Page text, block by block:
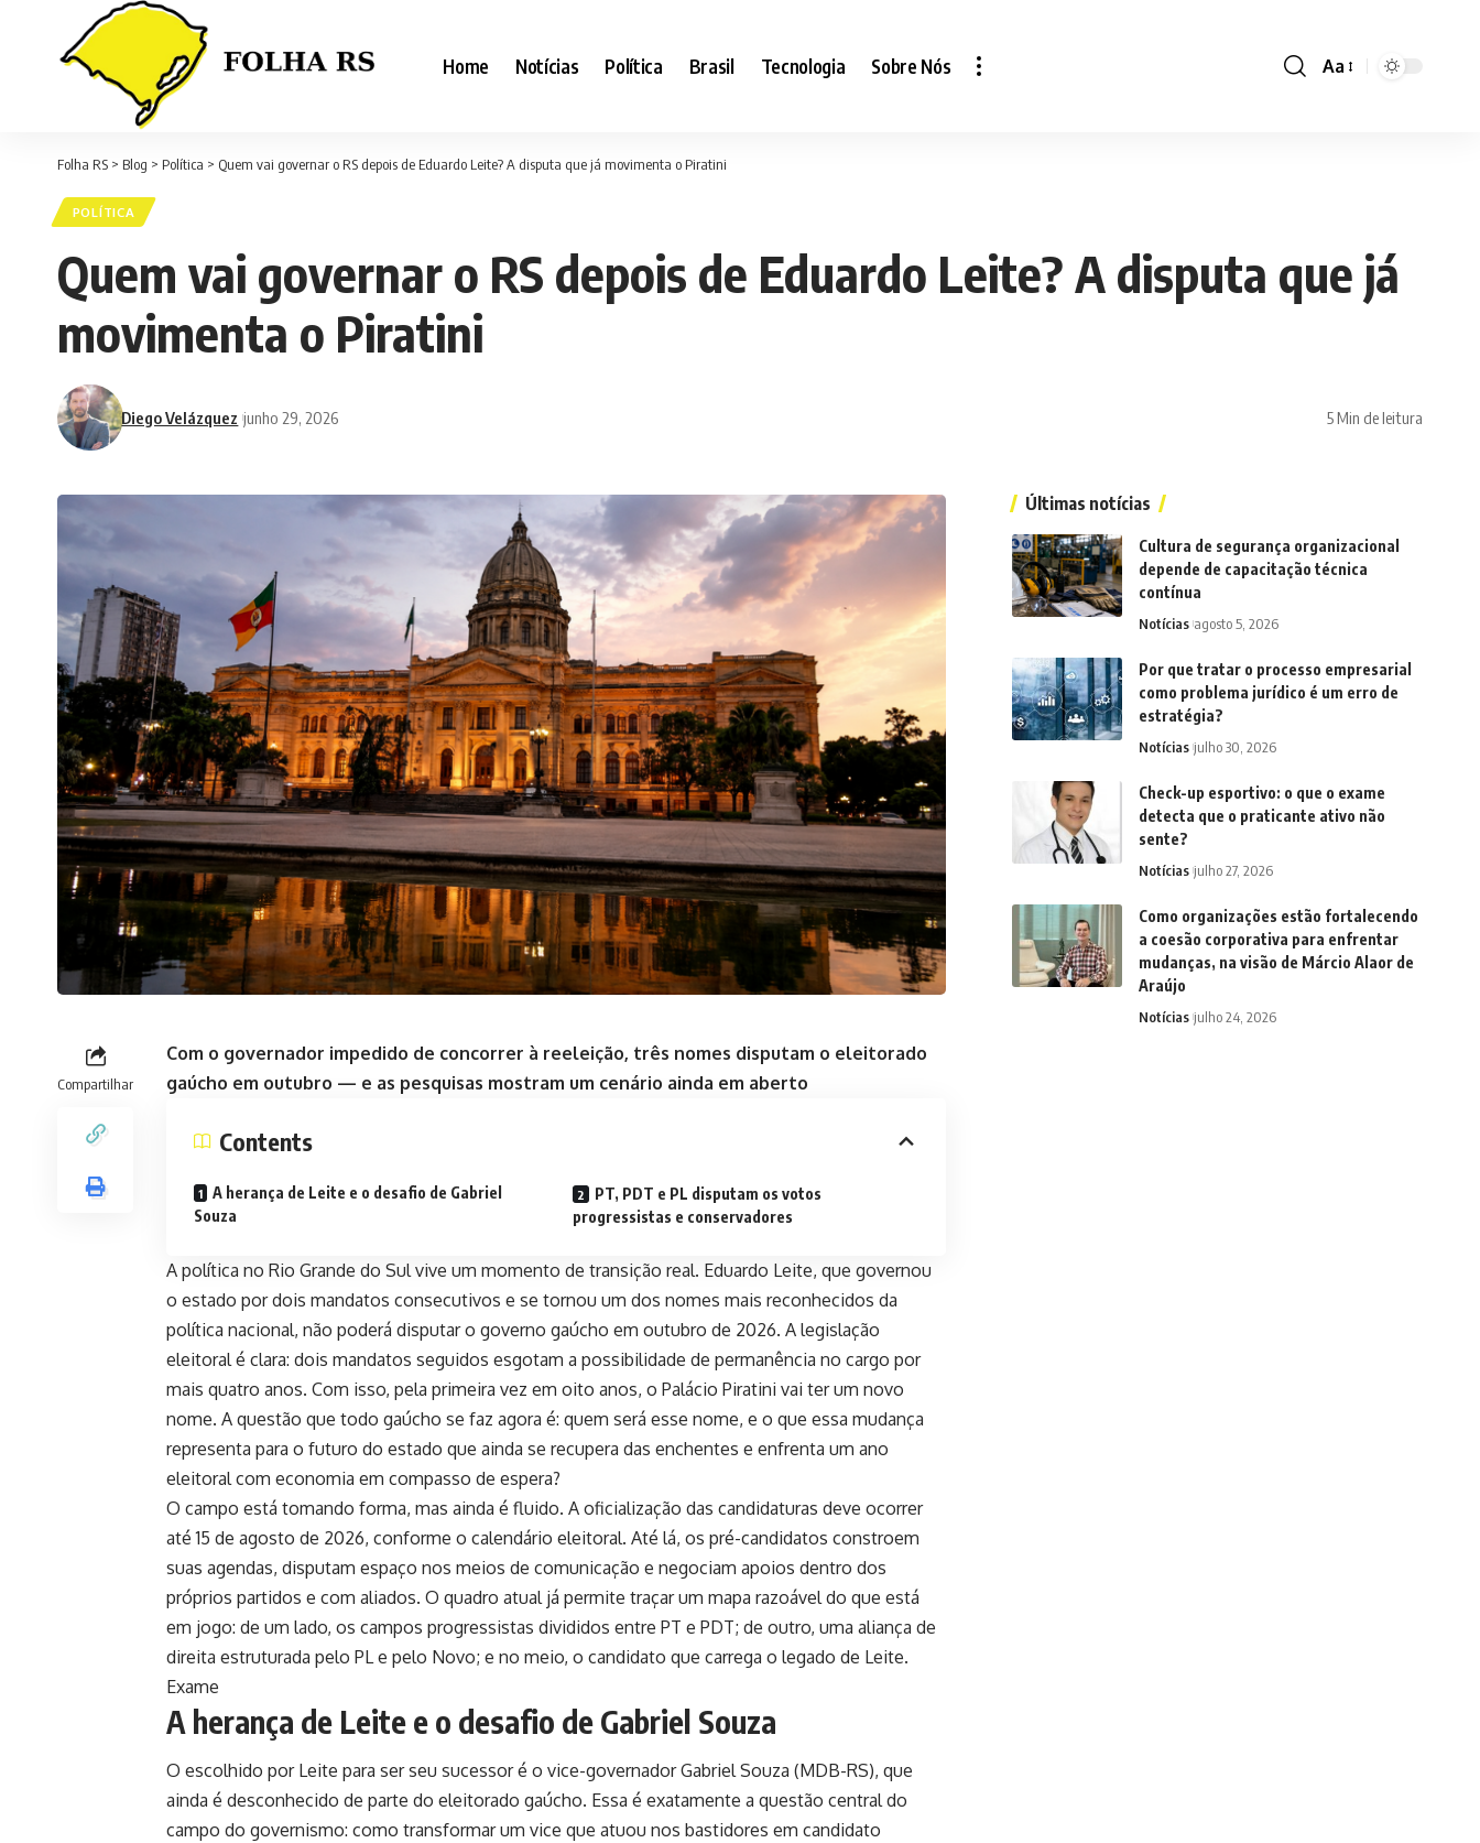
Home Notícias Política Brasil Tecnologia Sobre Nós
Font
Aa
Folha RS > Blog > Política > Quem vai governar o RS depois de Eduardo Leite? A disputa que já movimenta o Piratini
POLÍTICA
Quem vai governar o RS depois de Eduardo Leite? A disputa que já
movimenta o Piratini
Diego Velázquez junho 29, 2026 5 Min de leitura
Compartilhar
Com o governador impedido de concorrer à reeleição, três nomes disputam o eleitorado
gaúcho em outubro — e as pesquisas mostram um cenário ainda em aberto
Contents
A herança de Leite e o desafio de Gabriel
Souza
PT, PDT e PL disputam os votos
progressistas e conservadores
A política no Rio Grande do Sul vive um momento de transição real. Eduardo Leite, que governou
o estado por dois mandatos consecutivos e se tornou um dos nomes mais reconhecidos da
política nacional, não poderá disputar o governo gaúcho em outubro de 2026. A legislação
eleitoral é clara: dois mandatos seguidos esgotam a possibilidade de permanência no cargo por
mais quatro anos. Com isso, pela primeira vez em oito anos, o Palácio Piratini vai ter um novo
nome. A questão que todo gaúcho se faz agora é: quem será esse nome, e o que essa mudança
representa para o futuro do estado que ainda se recupera das enchentes e enfrenta um ano
eleitoral com economia em compasso de espera?
O campo está tomando forma, mas ainda é fluido. A oficialização das candidaturas deve ocorrer
até 15 de agosto de 2026, conforme o calendário eleitoral. Até lá, os pré-candidatos constroem
suas agendas, disputam espaço nos meios de comunicação e negociam apoios dentro dos
próprios partidos e com aliados. O quadro atual já permite traçar um mapa razoável do que está
em jogo: de um lado, os campos progressistas divididos entre PT e PDT; de outro, uma aliança de
direita estruturada pelo PL e pelo Novo; e no meio, o candidato que carrega o legado de Leite.
Exame
A herança de Leite e o desafio de Gabriel Souza
O escolhido por Leite para ser seu sucessor é o vice-governador Gabriel Souza (MDB-RS), que
ainda é desconhecido de parte do eleitorado gaúcho. Essa é exatamente a questão central do
campo do governismo: como transformar um vice que atuou nos bastidores em candidato
Últimas notícias
Cultura de segurança organizacional
depende de capacitação técnica
contínua
Notícias agosto 5, 2026
Por que tratar o processo empresarial
como problema jurídico é um erro de
estratégia?
Notícias julho 30, 2026
Check-up esportivo: o que o exame
detecta que o praticante ativo não
sente?
Notícias julho 27, 2026
Como organizações estão fortalecendo
a coesão corporativa para enfrentar
mudanças, na visão de Márcio Alaor de
Araújo
Notícias julho 24, 2026